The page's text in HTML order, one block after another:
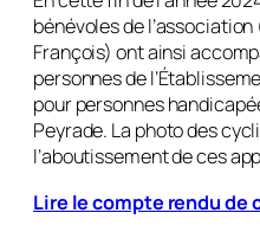
bénévoles de
François) ont ainsi
personnes de
pour personnes
Peyrade. La photo des
l’aboutissement de ces
Lire le compte rendu